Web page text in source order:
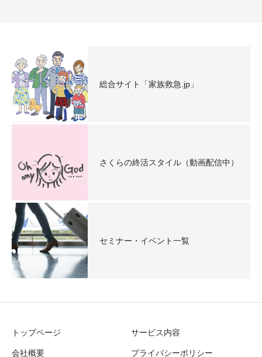
総合サイト「家族救急.jp」
さくらの終活スタイル（動画配信中）
セミナー・イベント一覧
トップページ サービス内容
会社概要 プライバシーポリシー